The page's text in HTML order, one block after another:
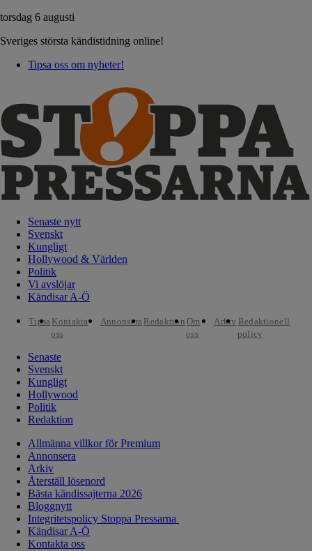
torsdag 6 augusti
Sveriges största kändistidning online!
Tipsa oss om nyheter!
Senaste nytt
Svenskt
Kungligt
Hollywood & Världen
Politik
Vi avslöjar
Kändisar A-Ö
Tipsa Kontakta
oss
Annonsera Redaktion Om
oss
Arkiv Redaktionell
policy
Senaste
Svenskt
Kungligt
Hollywood
Politik
Redaktion
Allmänna villkor för Premium
Annonsera
Arkiv
Återställ lösenord
Bästa kändissajterna 2026
Bloggnytt
Integritetspolicy Stoppa Pressarna
Kändisar A-Ö
Kontakta oss